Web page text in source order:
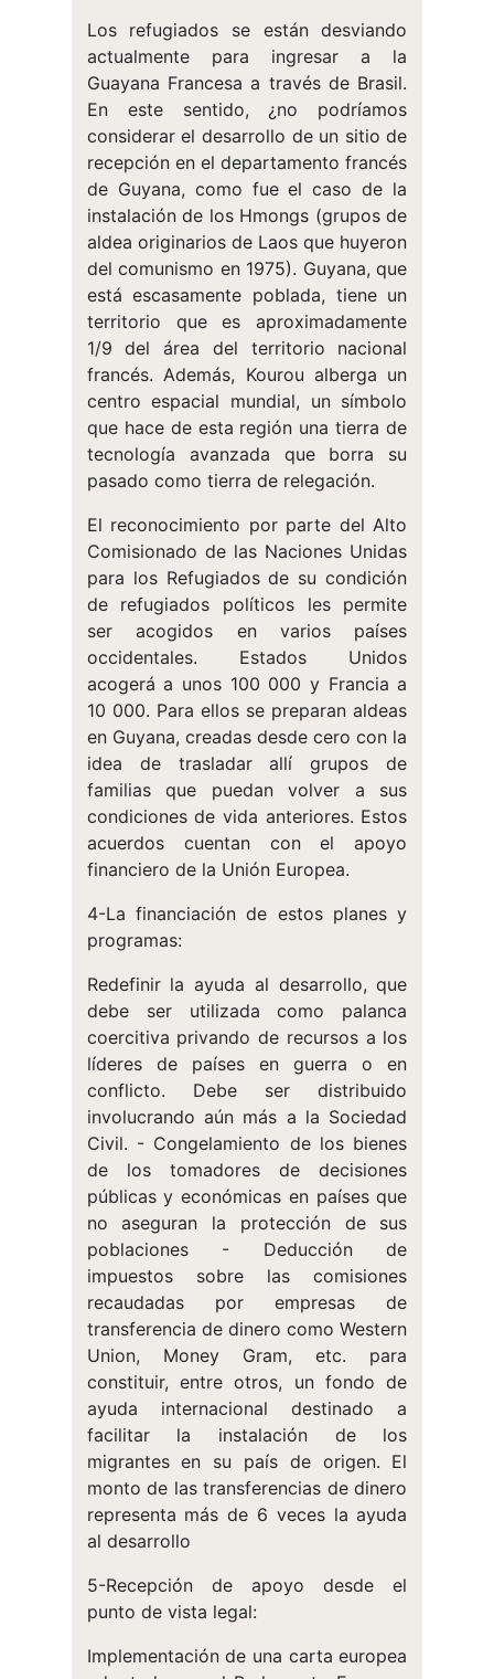
Los refugiados se están desviando
actualmente para ingresar a la
Guayana Francesa a través de Brasil.
En este sentido, ¿no podríamos
considerar el desarrollo de un sitio de
recepción en el departamento francés
de Guyana, como fue el caso de la
instalación de los Hmongs (grupos de
aldea originarios de Laos que huyeron
del comunismo en 1975). Guyana, que
está escasamente poblada, tiene un
territorio que es aproximadamente
1/9 del área del territorio nacional
francés. Además, Kourou alberga un
centro espacial mundial, un símbolo
que hace de esta región una tierra de
tecnología avanzada que borra su
pasado como tierra de relegación.
El reconocimiento por parte del Alto
Comisionado de las Naciones Unidas
para los Refugiados de su condición
de refugiados políticos les permite
ser acogidos en varios países
occidentales. Estados Unidos
acogerá a unos 100 000 y Francia a
10 000. Para ellos se preparan aldeas
en Guyana, creadas desde cero con la
idea de trasladar allí grupos de
familias que puedan volver a sus
condiciones de vida anteriores. Estos
acuerdos cuentan con el apoyo
financiero de la Unión Europea.
4-La financiación de estos planes y
programas:
Redefinir la ayuda al desarrollo, que
debe ser utilizada como palanca
coercitiva privando de recursos a los
líderes de países en guerra o en
conflicto. Debe ser distribuido
involucrando aún más a la Sociedad
Civil. - Congelamiento de los bienes
de los tomadores de decisiones
públicas y económicas en países que
no aseguran la protección de sus
poblaciones - Deducción de
impuestos sobre las comisiones
recaudadas por empresas de
transferencia de dinero como Western
Union, Money Gram, etc. para
constituir, entre otros, un fondo de
ayuda internacional destinado a
facilitar la instalación de los
migrantes en su país de origen. El
monto de las transferencias de dinero
representa más de 6 veces la ayuda
al desarrollo
5-Recepción de apoyo desde el
punto de vista legal:
Implementación de una carta europea